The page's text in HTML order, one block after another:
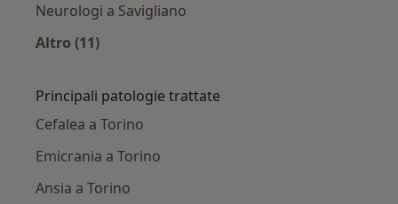
Neurologi a Savigliano
Altro (11)
Principali patologie trattate
Cefalea a Torino
Emicrania a Torino
Ansia a Torino